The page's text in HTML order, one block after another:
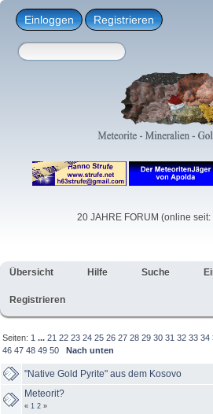
Einloggen Registrieren
20 JAHRE FORUM (online
Übersicht Hilfe Suche
Registrieren
Seiten: 1 ...21 22 23 24 25 26 27 28 29 30 31 32 33 34
46 47 48 49 50 Nach unten
"Native Gold Pyrite" aus dem Kosovo
Meteorit?
« 1 2 »